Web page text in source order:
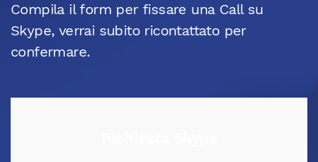
Compila il form per fissare una Call su
Skype, verrai subito ricontattato per
confermare.